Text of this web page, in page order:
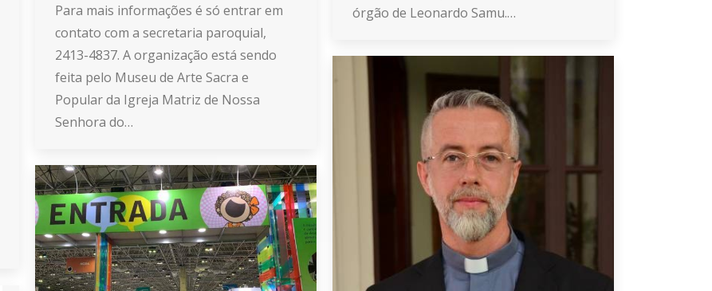
órgão de Leonardo Samu.…
Para mais informações é só entrar em
contato com a secretaria paroquial,
2413-4837. A organização está sendo
feita pelo Museu de Arte Sacra e
Popular da Igreja Matriz de Nossa
Senhora do…